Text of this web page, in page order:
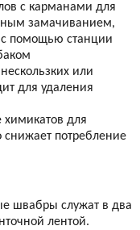
с карманами для
замачиванием,
помощью станции
или
для удаления
для
снижает потребление
швабры служат в два
лентой.